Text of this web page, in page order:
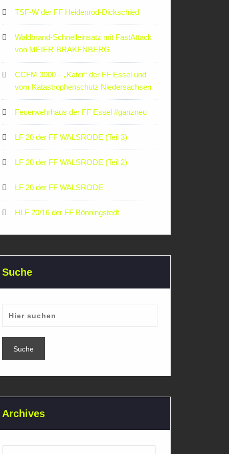
TSF-W der FF Heidenrod-Dickschied
Waldbrand-Schnelleinsatz mit FastAttack
von MEIER-BRAKENBERG
CCFM 3000 – „Kater“ der FF Essel und
vom Katastrophenschutz Niedersachsen
Feuerwehrhaus der FF Essel #ganzneu
LF 20 der FF WALSRODE (Teil 3)
LF 20 der FF WALSRODE (Teil 2)
LF 20 der FF WALSRODE
HLF 20/16 der FF Bönningstedt
Suche
Archives